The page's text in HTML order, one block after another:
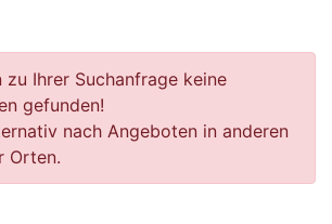
zu Ihrer Suchanfrage keine
gefunden!
nach Angeboten in anderen
Orten.